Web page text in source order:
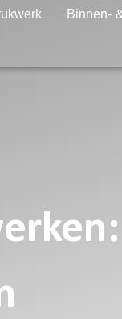
Binnen-